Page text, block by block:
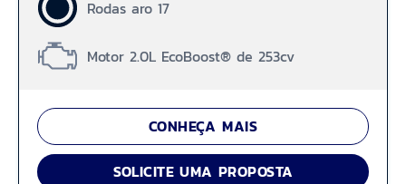
Rodas aro 17
Motor 2.0L EcoBoost® de 253cv
CONHEÇA MAIS
SOLICITE UMA PROPOSTA